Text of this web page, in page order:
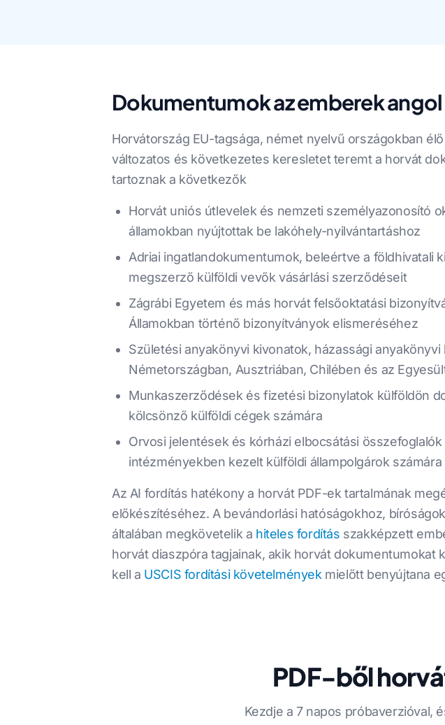
Dokumentumok az emberek
Horvátország EU-tagsága, német nyelvű országokban
változatos és következetes keresletet teremt a horvát
tartoznak a következők
Horvát uniós útlevelek és nemzeti személyazonosító
államokban nyújtottak be lakóhely-nyilvántartáshoz
Adriai ingatlandokumentumok, beleértve a földhivatali
megszerző külföldi vevők vásárlási szerződéseit
Zágrábi Egyetem és más horvát felsőoktatási
Államokban történő bizonyítványok elismeréséhez
Születési anyakönyvi kivonatok, házassági
Németországban, Ausztriában, Chilében és az
Munkaszerződések és fizetési bizonylatok külföldön
kölcsönző külföldi cégek számára
Orvosi jelentések és kórházi elbocsátási
intézményekben kezelt külföldi állampolgárok számára
Az AI fordítás hatékony a horvát PDF-ek tartalmának
előkészítéséhez. A bevándorlási hatóságokhoz,
általában megkövetelik a hiteles fordítás szakképzett
horvát diaszpóra tagjainak, akik horvát
kell a USCIS fordítási követelmények mielőtt benyújtana
PDF-ből
Kezdje a 7 napos próbaverzióval,